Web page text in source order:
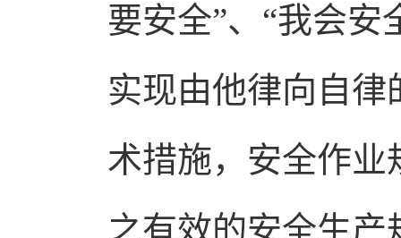
要安全”、“我会安
实现由他律向自
术措施，安全作
之有效的安全生